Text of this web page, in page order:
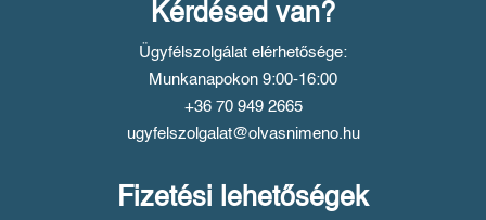
Kérdésed van?
Ügyfélszolgálat elérhetősége:
Munkanapokon 9:00-16:00
+36 70 949 2665
ugyfelszolgalat@olvasnimeno.hu
Fizetési lehetőségek